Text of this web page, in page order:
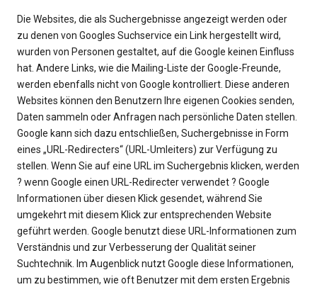
Die Websites, die als Suchergebnisse angezeigt werden oder
zu denen von Googles Suchservice ein Link hergestellt wird,
wurden von Personen gestaltet, auf die Google keinen Einfluss
hat. Andere Links, wie die Mailing-Liste der Google-Freunde,
werden ebenfalls nicht von Google kontrolliert. Diese anderen
Websites können den Benutzern Ihre eigenen Cookies senden,
Daten sammeln oder Anfragen nach persönliche Daten stellen.
Google kann sich dazu entschließen, Suchergebnisse in Form
eines „URL-Redirecters“ (URL-Umleiters) zur Verfügung zu
stellen. Wenn Sie auf eine URL im Suchergebnis klicken, werden
? wenn Google einen URL-Redirecter verwendet ? Google
Informationen über diesen Klick gesendet, während Sie
umgekehrt mit diesem Klick zur entsprechenden Website
geführt werden. Google benutzt diese URL-Informationen zum
Verständnis und zur Verbesserung der Qualität seiner
Suchtechnik. Im Augenblick nutzt Google diese Informationen,
um zu bestimmen, wie oft Benutzer mit dem ersten Ergebnis